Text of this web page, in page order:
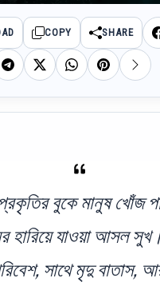
COPY SHARE
বুকে মানুষ খোঁজ
হারিয়ে যাওয়া আসল
সাথে মৃদু বাতাস,